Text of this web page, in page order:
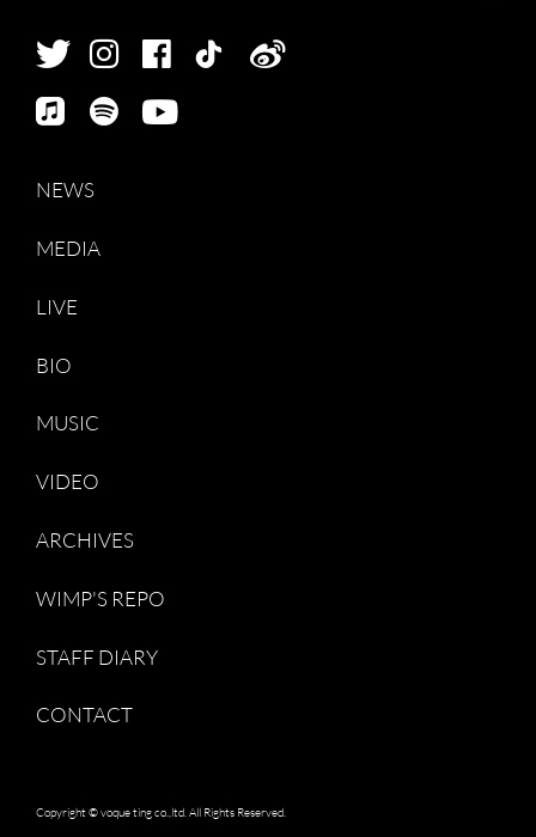
NEWS
MEDIA
LIVE
BIO
MUSIC
VIDEO
ARCHIVES
WIMP'S REPO
STAFF DIARY
CONTACT
Copyright © voque ting co.,ltd. All Rights Reserved.